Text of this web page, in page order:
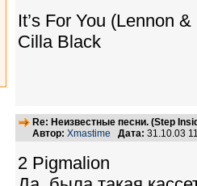
It’s For You (Lennon
Cilla Black
Re: Неизвестные песни. (Step
Автор: Xmastime Дата: 31.10.03
2 Pigmalion